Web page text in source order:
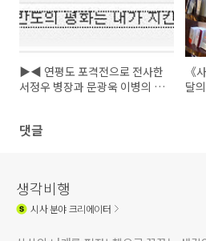
▶◀ 연평도 포격전으로 전사한
서정우 병장과 문광욱 이병의 명
《
달
댓글
생각비행
시사분야 크리에이터